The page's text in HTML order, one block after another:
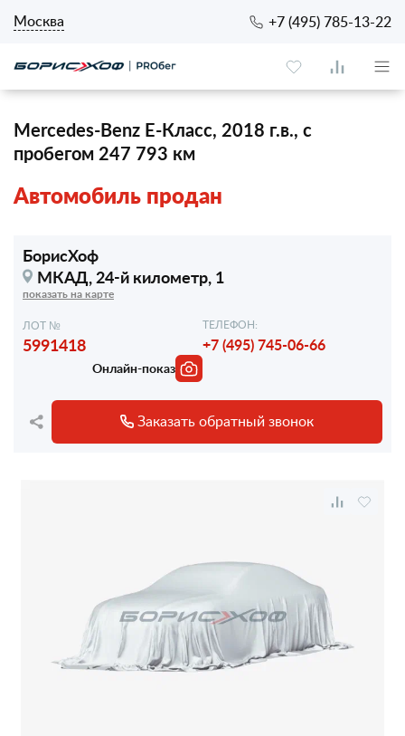
Москва +7 (495) 785-13-22
Mercedes-Benz E-Класс, 2018 г.в., с
пробегом 247 793 км
Автомобиль продан
БорисХоф
МКАД, 24-й километр, 1
показать на карте
ЛОТ №
5991418
ТЕЛЕФОН:
+7 (495) 745-06-66
Онлайн-показ
Заказать обратный звонок